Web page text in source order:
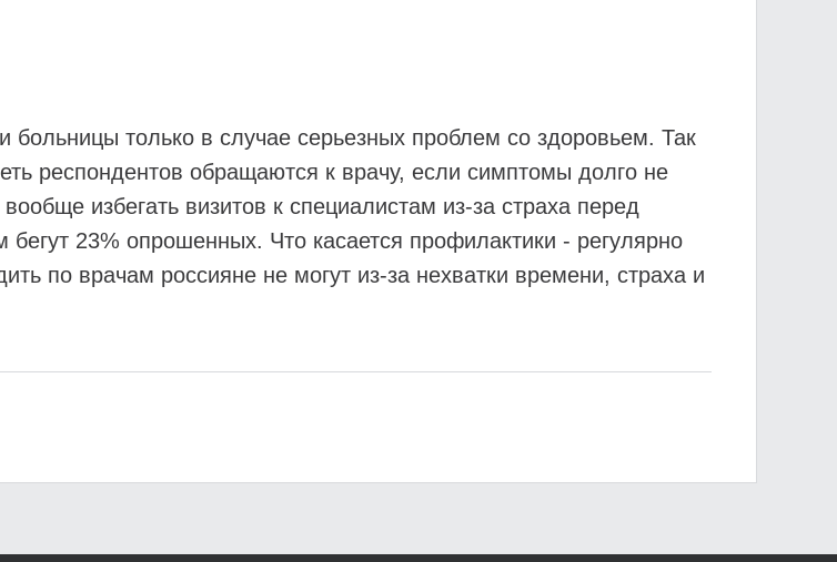
только в случае серьезных проблем со здоровьем. Так
респондентов обращаются к врачу, если симптомы долго не
избегать визитов к специалистам из-за страха перед
23% опрошенных. Что касается профилактики - регулярно
по врачам россияне не могут из-за нехватки времени, страха и